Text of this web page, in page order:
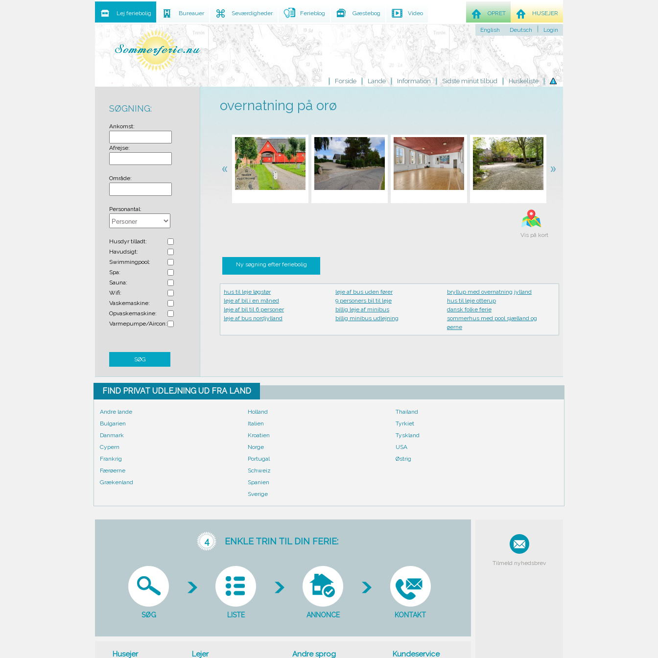
Forside Lande Information Sidste minut tilbud Huskeliste
overnatning på orø
Vis på kort
Ny søgning efter feriebolig
hus til leje løgstør
leje af bil i en måned
leje af bil til 6 personer
leje af bus nordjylland
leje af bus uden fører
9 personers bil til leje
billig leje af minibus
billig minibus udlejning
bryllup med overnatning jylland
hus til leje otterup
dansk folke ferie
sommerhus med pool sjælland og
øerne
SØGNING:
Ankomst:
Afrejse:
Område:
Personantal:
Husdyr tilladt:
Havudsigt:
Swimmingpool:
Spa:
Sauna:
Wifi:
Vaskemaskine:
Opvaskemaskine:
Varmepumpe/Aircon:
SØG
FIND PRIVAT UDLEJNING UD FRA LAND
Andre lande
Bulgarien
Danmark
Cypern
Frankrig
Færøerne
Grækenland
Holland
Italien
Kroatien
Norge
Portugal
Schweiz
Spanien
Sverige
Thailand
Tyrkiet
Tyskland
USA
Østrig
4 ENKLE TRIN TIL DIN FERIE:
SØG LISTE ANNONCE KONTAKT
Husejer Lejer Andre sprog Kundeservice
Tilmeld nyhedsbrev
Lej feriebolig Bureauer Seværdigheder Ferieblog Gæstebog Video HUSEJER
OPRET
English Deutsch Login